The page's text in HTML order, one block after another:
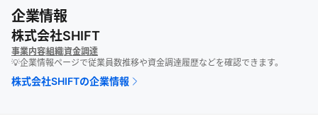
企業情報
株式会社SHIFT
事業内容組織資金調達
💡企業情報ページで従業員数推移や資金調達履歴などを確認できます。
株式会社SHIFTの企業情報